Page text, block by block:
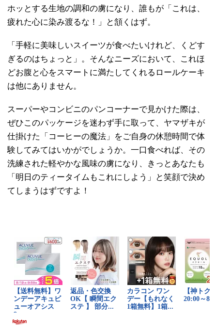
ホッとする生地の調和の虜になり、誰もが「これは、
疲れた心に染み渡るな！」と頷くはず。
「手軽に美味しいスイーツが食べたいけれど、くどす
ぎるのはちょっと」。そんなニーズにおいて、これほ
どお腹と心をスマートに満たしてくれるロールケーキ
は他にありません。
スーパーやコンビニのパンコーナーで見かけた際は、
ぜひこのパッケージを迷わず手に取って、ヤマザキが
仕掛けた「コーヒーの魔法」をご自身の休憩時間で体
験してみてはいかがでしょうか。一口食べれば、その
洗練された軽やかな風味の虜になり、きっとあなたも
「明日のティータイムもこれにしよう」と笑顔で決め
てしまうはずですよ！